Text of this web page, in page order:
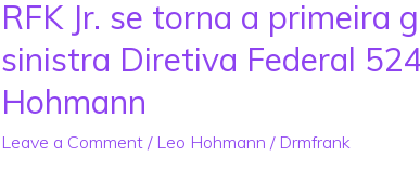
RFK Jr. se torna a primeira
sinistra Diretiva Federal
Hohmann
Leave a Comment / Leo Hohmann / Drmfrank
RFK
Jr.
se
torna
a
primeira